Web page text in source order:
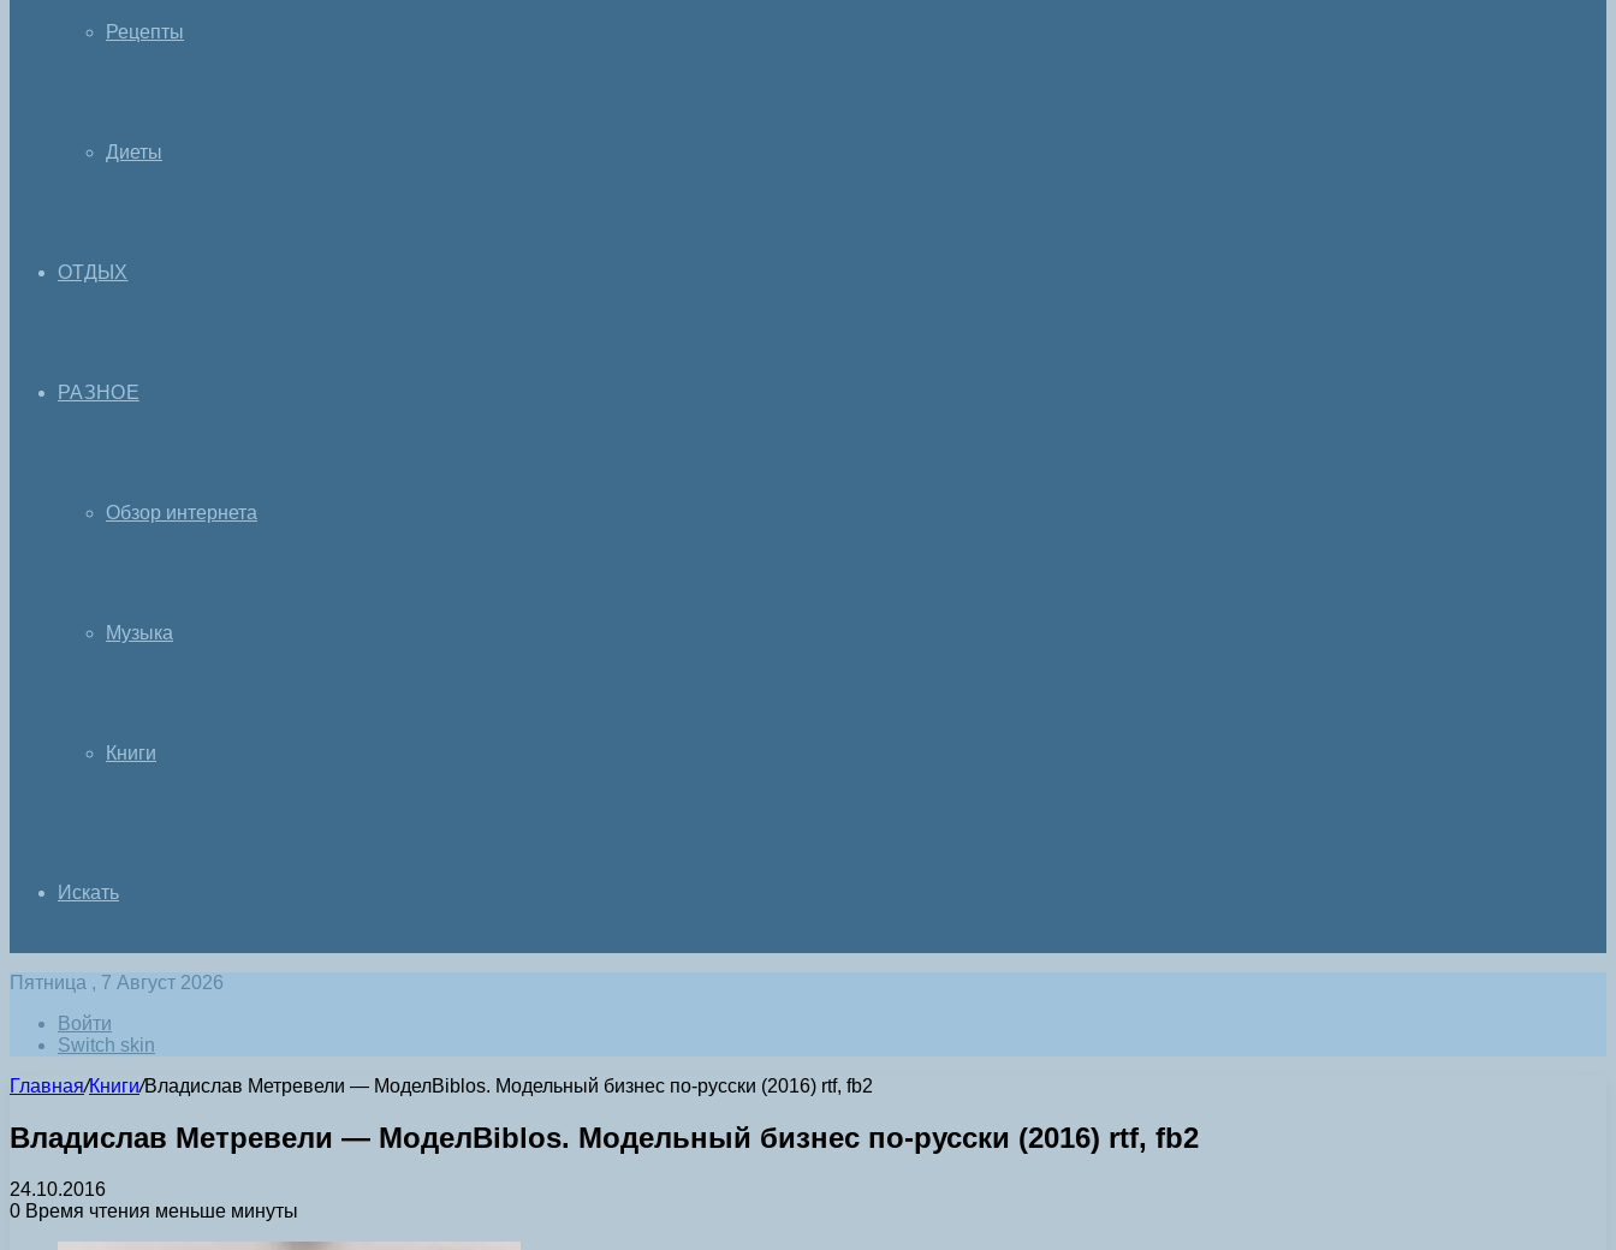
Рецепты
Диеты
ОТДЫХ
РАЗНОЕ
Обзор интернета
Музыка
Книги
Искать
Пятница , 7 Август 2026
Войти
Switch skin
Главная/Книги/Владислав Метревели — МоделBiblos. Модельный бизнес по-русски (2016) rtf, fb2
Владислав Метревели — МоделBiblos. Модельный бизнес по-русски (2016) rtf, fb2
24.10.2016
0 Время чтения меньше минуты